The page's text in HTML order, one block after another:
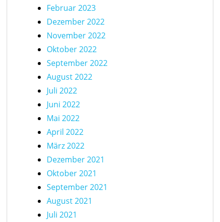
Februar 2023
Dezember 2022
November 2022
Oktober 2022
September 2022
August 2022
Juli 2022
Juni 2022
Mai 2022
April 2022
März 2022
Dezember 2021
Oktober 2021
September 2021
August 2021
Juli 2021